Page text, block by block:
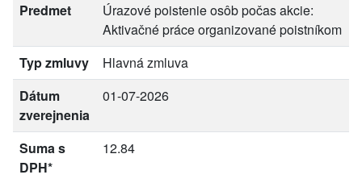
Predmet
Úrazové poistenie osôb počas akcie:
Aktivačné práce organizované poistníkom
Typ zmluvy
Hlavná zmluva
Dátum
zverejnenia
01-07-2026
Suma s
DPH*
12.84